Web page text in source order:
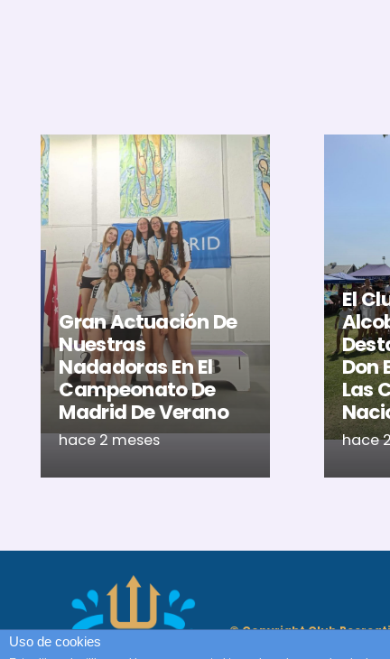
Gran Actuación De
Nuestras
Nadadoras En El
Campeonato De
Madrid De Verano
hace 2 meses
El
Don
Las
hace
© Copyright Club
Uso de cookies